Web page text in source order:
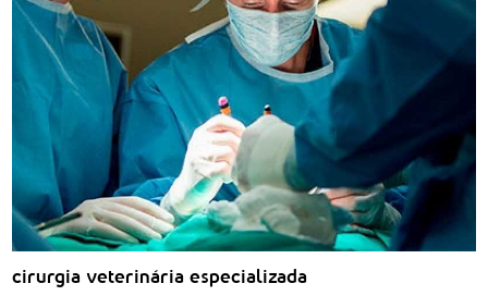
cirurgia veterinária especializada